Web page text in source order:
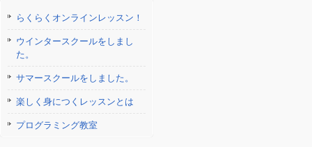
らくらくオンラインレッスン！
ウインタースクールをしまし
た。
サマースクールをしました。
楽しく身につくレッスンとは
プログラミング教室